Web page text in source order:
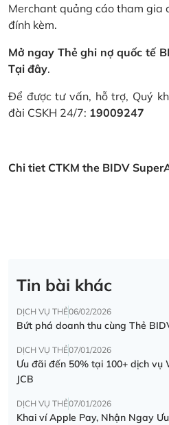
Merchant quảng cáo tham gia
đính kèm.
Mở ngay Thẻ ghi nợ quốc tế
Tại đây.
Để được tư vấn, hỗ trợ, Quý
đài CSKH 24/7: 19009247
Chi tiet CTKM the BIDV
Tin bài khác
DỊCH VỤ THẺ06/02/2026
Bứt phá doanh thu cùng Thẻ
DỊCH VỤ THẺ07/01/2026
Ưu đãi đến 50% tại 100+ dịch vụ
JCB
DỊCH VỤ THẺ07/01/2026
Khai ví Apple Pay, Nhận Ngay